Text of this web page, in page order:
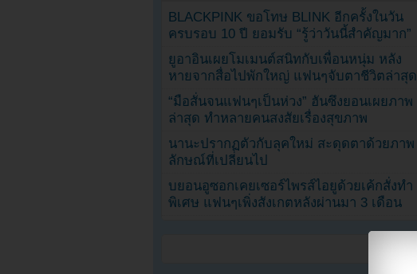
BLACKPINK ขอโทษ BLINK อีกครั้งในวัน
ครบรอบ 10 ปี ยอมรับ “รู้ว่าวันนี้สำคัญมาก”
ยูอาอินเผยโมเมนต์สนิทกับเพื่อนหนุ่ม หลัง
หายจากสื่อไปพักใหญ่ แฟนๆจับตาชีวิตล่าสุด
“มือสั่นจนแฟนๆเป็นห่วง” ฮันซึงยอนเผยภาพ
ล่าสุด ทำหลายคนสงสัยเรื่องสุขภาพ
นานะปรากฏตัวกับลุคใหม่ สะดุดตาด้วยภาพ
ลักษณ์ที่เปลี่ยนไป
บยอนอูซอกเคยเซอร์ไพรส์ไอยูด้วยเค้กสั่งทำ
พิเศษ แฟนๆเพิ่งสังเกตหลังผ่านมา 3 เดือน